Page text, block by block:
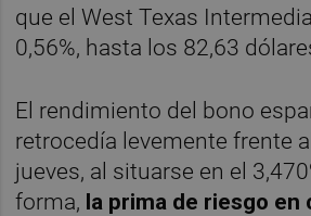
que el West Texas
0,56%, hasta los 82,63
El rendimiento del bono
retrocedía levemente frente
jueves, al situarse en el
forma, la prima de riesgo en